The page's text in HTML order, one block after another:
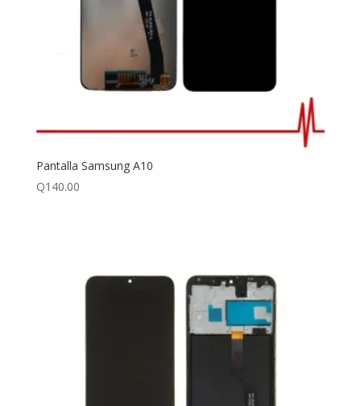
Pantalla Samsung A10
Q140.00